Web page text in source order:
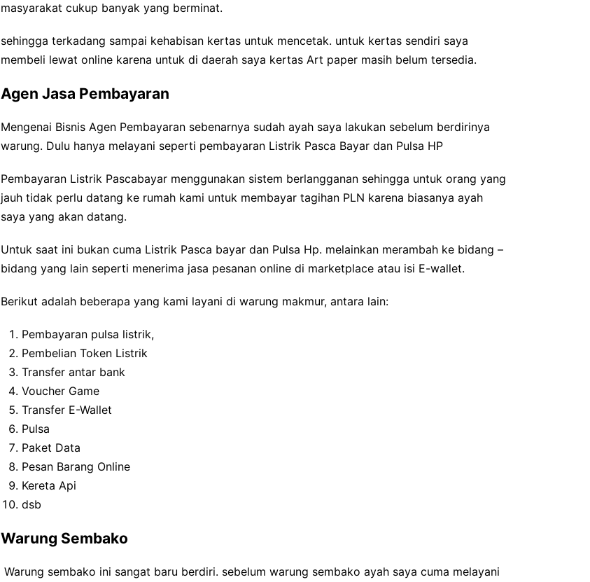
masyarakat cukup banyak yang berminat.
sehingga terkadang sampai kehabisan kertas untuk mencetak. untuk kertas sendiri saya
membeli lewat online karena untuk di daerah saya kertas Art paper masih belum tersedia.
Agen Jasa Pembayaran
Mengenai Bisnis Agen Pembayaran sebenarnya sudah ayah saya lakukan sebelum berdirinya
warung. Dulu hanya melayani seperti pembayaran Listrik Pasca Bayar dan Pulsa HP
Pembayaran Listrik Pascabayar menggunakan sistem berlangganan sehingga untuk orang yang
jauh tidak perlu datang ke rumah kami untuk membayar tagihan PLN karena biasanya ayah
saya yang akan datang.
Untuk saat ini bukan cuma Listrik Pasca bayar dan Pulsa Hp. melainkan merambah ke bidang –
bidang yang lain seperti menerima jasa pesanan online di marketplace atau isi E-wallet.
Berikut adalah beberapa yang kami layani di warung makmur, antara lain:
Pembayaran pulsa listrik,
Pembelian Token Listrik
Transfer antar bank
Voucher Game
Transfer E-Wallet
Pulsa
Paket Data
Pesan Barang Online
Kereta Api
dsb
Warung Sembako
Warung sembako ini sangat baru berdiri. sebelum warung sembako ayah saya cuma melayani